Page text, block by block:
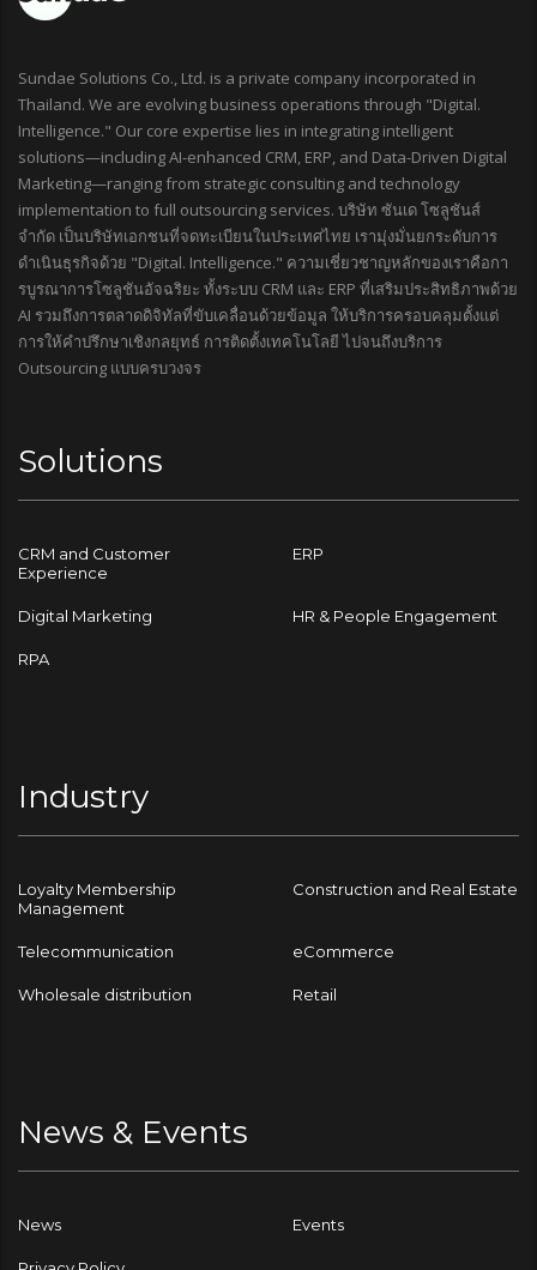
Sundae Solutions Co., Ltd. is a private company incorporated in
Thailand. We are evolving business operations through "Digital.
Intelligence." Our core expertise lies in integrating intelligent
solutions—including AI-enhanced CRM, ERP, and Data-Driven Digital
Marketing—ranging from strategic consulting and technology
implementation to full outsourcing services. บริษัท ซันเด โซลูชันส์
จำกัด เป็นบริษัทเอกชนที่จดทะเบียนในประเทศไทย เรามุ่งมั่นยกระดับการ
ดำเนินธุรกิจด้วย "Digital. Intelligence." ความเชี่ยวชาญหลักของเราคือกา
รบูรณาการโซลูชันอัจฉริยะ ทั้งระบบ CRM และ ERP ที่เสริมประสิทธิภาพด้วย
AI รวมถึงการตลาดดิจิทัลที่ขับเคลื่อนด้วยข้อมูล ให้บริการครอบคลุมตั้งแต่
การให้คำปรึกษาเชิงกลยุทธ์ การติดตั้งเทคโนโลยี ไปจนถึงบริการ
Outsourcing แบบครบวงจร
Solutions
CRM and Customer
Experience
ERP
Digital Marketing HR & People Engagement
RPA
Industry
Loyalty Membership
Management
Construction and Real Estate
Telecommunication eCommerce
Wholesale distribution Retail
News & Events
News Events